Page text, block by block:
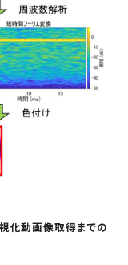
化動画像取得までの